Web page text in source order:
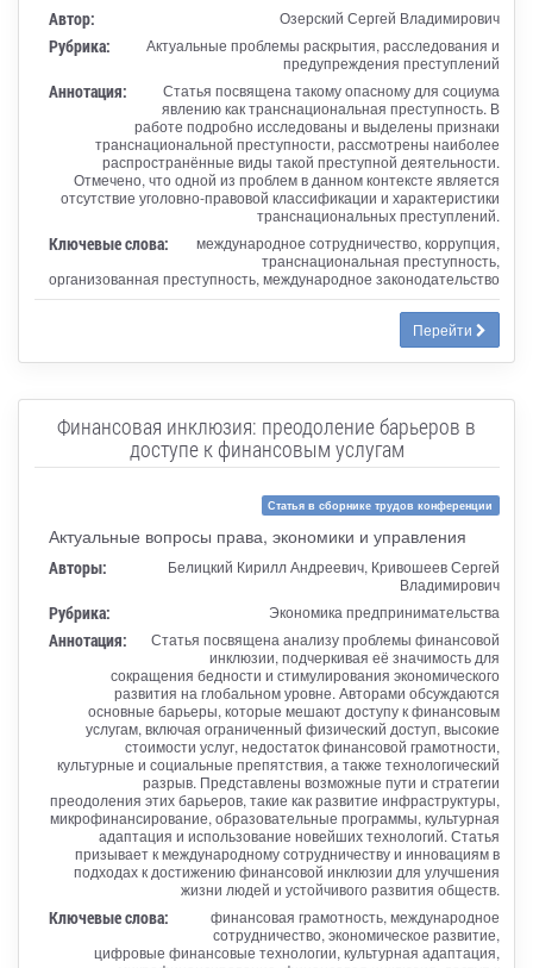
Автор: Озерский Сергей Владимирович
Рубрика:
Актуальные проблемы раскрытия, расследования и
предупреждения преступлений
Аннотация:
Статья посвящена такому опасному для социума
явлению как транснациональная преступность. В
работе подробно исследованы и выделены признаки
транснациональной преступности, рассмотрены наиболее
распространённые виды такой преступной деятельности.
Отмечено, что одной из проблем в данном контексте является
отсутствие уголовно-правовой классификации и характеристики
транснациональных преступлений.
Ключевые слова:
международное сотрудничество, коррупция,
транснациональная преступность,
организованная преступность, международное законодательство
Перейти
Финансовая инклюзия: преодоление барьеров в
доступе к финансовым услугам
Статья в сборнике трудов конференции
Актуальные вопросы права, экономики и управления
Авторы:
Белицкий Кирилл Андреевич, Кривошеев Сергей
Владимирович
Рубрика: Экономика предпринимательства
Аннотация:
Статья посвящена анализу проблемы финансовой
инклюзии, подчеркивая её значимость для
сокращения бедности и стимулирования экономического
развития на глобальном уровне. Авторами обсуждаются
основные барьеры, которые мешают доступу к финансовым
услугам, включая ограниченный физический доступ, высокие
стоимости услуг, недостаток финансовой грамотности,
культурные и социальные препятствия, а также технологический
разрыв. Представлены возможные пути и стратегии
преодоления этих барьеров, такие как развитие инфраструктуры,
микрофинансирование, образовательные программы, культурная
адаптация и использование новейших технологий. Статья
призывает к международному сотрудничеству и инновациям в
подходах к достижению финансовой инклюзии для улучшения
жизни людей и устойчивого развития обществ.
Ключевые слова:
финансовая грамотность, международное
сотрудничество, экономическое развитие,
цифровые финансовые технологии, культурная адаптация,